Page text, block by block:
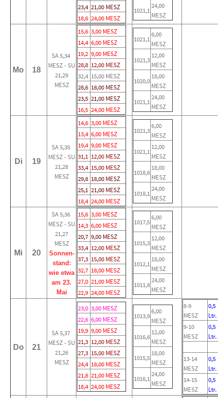
23,4 21,00 MESZ
18,6 24,00 MESZ
1021,1
24,00
MESZ
Mo 18
SA 5,34
MESZ - SU
21,29
MESZ
15,6 3,00 MESZ
14,4 6,00 MESZ
19,2 9,00 MESZ
28,8 12,00 MESZ
32,4 15,00 MESZ
28,6 18,00 MESZ
23,5 21,00 MESZ
16,5 24,00 MESZ
1021,1
6,00
MESZ
1021,3
12,00
MESZ
1020,0
18,00
MESZ
1021,1
24,00
MESZ
Di 19
SA 5,35
MESZ - SU
21,28
MESZ
14,6 3,00 MESZ
13,4 6,00 MESZ
19,4 9,00 MESZ
31,1 12,00 MESZ
33,4 15,00 MESZ
29,8 18,00 MESZ
25,1 21,00 MESZ
18,4 24,00 MESZ
1021,3
6,00
MESZ
1021,1
12,00
MESZ
1018,6
18,00
MESZ
1018,1
24,00
MESZ
Mi 20
SA 5,36
MESZ - SU
21,27
MESZ
Sonnen-
stand:
wie etwa
am 23.
Mai
15,6 3,00 MESZ
14,3 6,00 MESZ
20,7 9,00 MESZ
33,4 12,00 MESZ
37,3 15,00 MESZ
32,7 18,00 MESZ
27,0 21,00 MESZ
22,9 24,00 MESZ
1017,5
6,00
MESZ
1015,3
12,00
MESZ
1012,1
18,00
MESZ
1011,8
24,00
MESZ
Do 21
SA 5,37
MESZ - SU
21,26
MESZ
23,0 3,00 MESZ
22,6 6,00 MESZ
19,9 9,00 MESZ
21,3 12,00 MESZ
27,3 15,00 MESZ
24,4 18,00 MESZ
21,8 21,00 MESZ
18,4 24,00 MESZ
1013,9
6,00
MESZ
1016,6
12,00
MESZ
1015,5
18,00
MESZ
1016,1
24,00
MESZ
8-9
MESZ
0,5
Ltr.
9-10
MESZ
0,5
Ltr.
13-14
MESZ
0,5
Ltr.
14-15
MESZ
0,5
Ltr.